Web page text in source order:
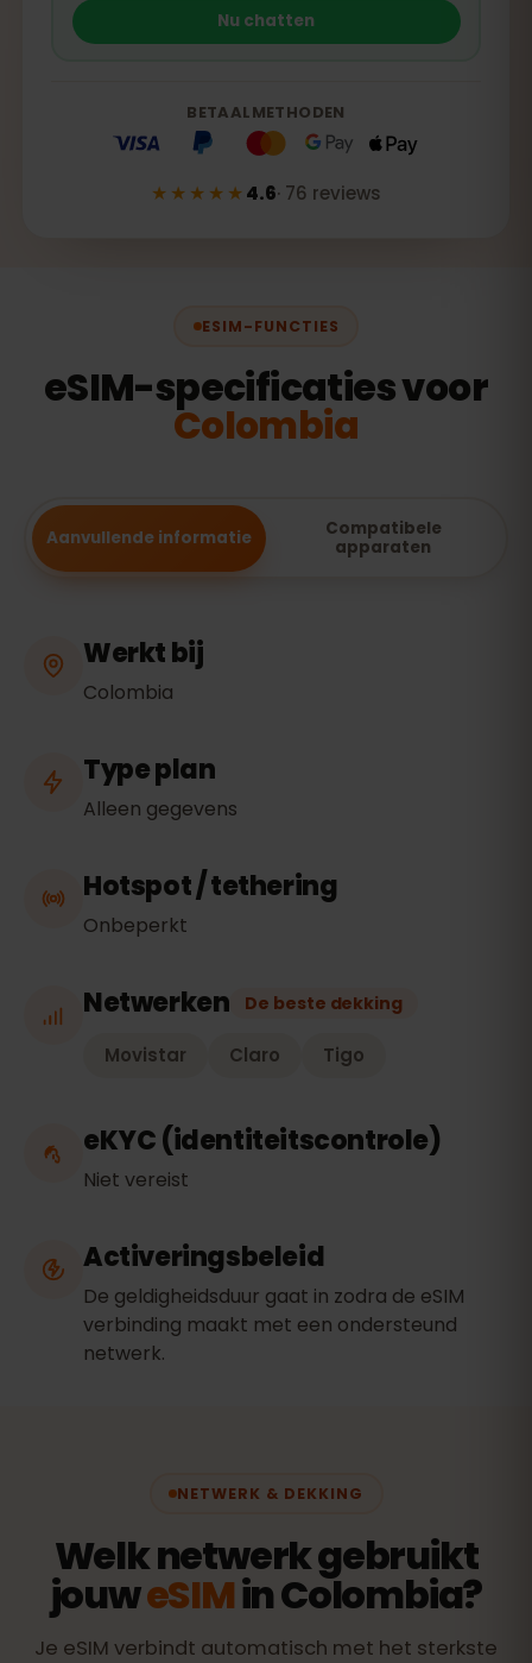
Nu chatten
BETAALMETHODEN
★★★★★4.6· 76 reviews
ESIM-FUNCTIES
eSIM-specificaties voor
Colombia
Aanvullende informatie
Compatibele
apparaten
Werkt bij
Colombia
Type plan
Alleen gegevens
Hotspot / tethering
Onbeperkt
Netwerken De beste dekking
Movistar Claro Tigo
eKYC (identiteitscontrole)
Niet vereist
Activeringsbeleid
De geldigheidsduur gaat in zodra de eSIM
verbinding maakt met een ondersteund
netwerk.
NETWERK & DEKKING
Welk netwerk gebruikt
jouweSIMin Colombia?
Je eSIM verbindt automatisch met het sterkste